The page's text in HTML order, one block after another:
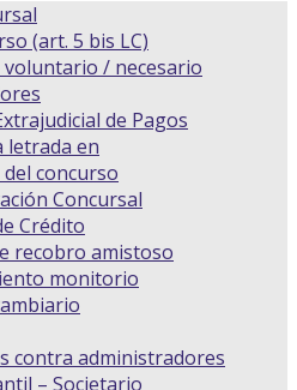
(art. 5 bis LC)
voluntario / necesario
de Pagos
letrada en
concurso
Concursal
Crédito
recobro amistoso
monitorio
contra administradores
– Societario